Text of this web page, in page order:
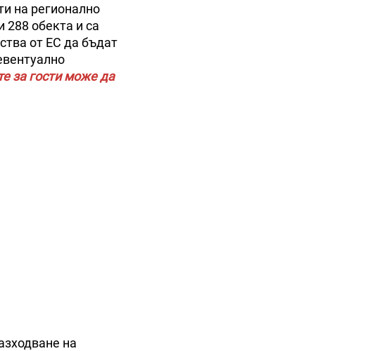
на регионално
288 обекта и са
от ЕС да бъдат
за гости може да
на